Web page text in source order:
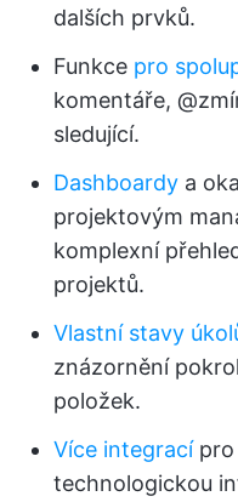
dalších prvků.
Funkce pro
komentáře,
sledující.
Dashboardy a
projektovým
komplexní
projektů.
Vlastní stavy
znázornění
položek.
Více integracípro
technologickou